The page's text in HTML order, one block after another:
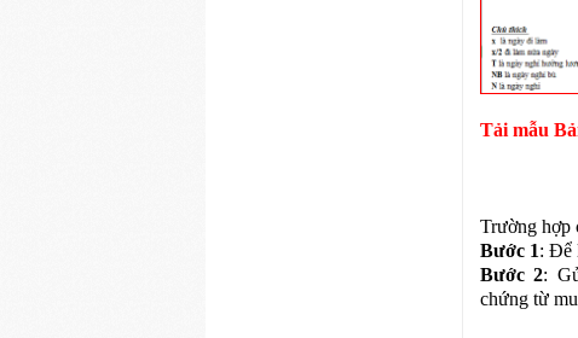
Tải mẫu
Trường hợp
Bước 1: Để
Bước 2:
chứng từ